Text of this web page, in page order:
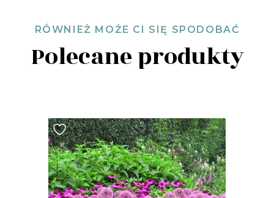
RÓWNIEŻ MOŻE CI SIĘ SPODOBAĆ
Polecane produkty